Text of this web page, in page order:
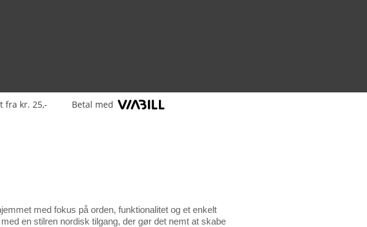
fra kr. 25,- Betal med
med fokus på orden, funktionalitet og et enkelt
en stilren nordisk tilgang, der gør det nemt at skabe